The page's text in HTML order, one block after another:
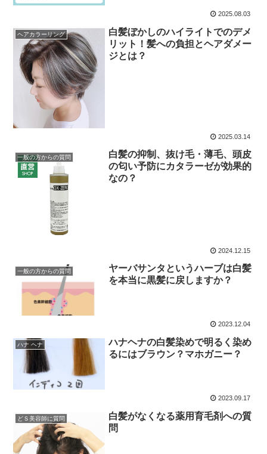
2025.08.03
ヘアカラーリング
白髪ぼかしのハイライトでのデメ
リット！髪への負担とヘアダメー
ジとは？
2025.03.14
一般の方からの質問
白髪の抑制、抜け毛・薄毛、頭皮
の匂い予防にカタラーゼが効果的
なの？
2024.12.15
一般の方からの質問
ヤーバサンタというハーブは白髪
を本当に黒髪に戻しますか？
2023.12.04
ハナ ヘナ
ハナヘナの白髪染めで明るく染め
るにはブラウン？マホガニー？
2023.09.17
どＳ美容師に質問
白髪がなくなる薬用育毛剤への質
問